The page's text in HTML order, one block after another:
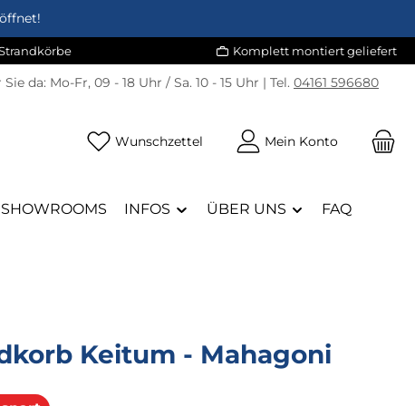
Komplett montiert geliefert
da: Mo-Fr, 09 - 18 Uhr / Sa. 10 - 15 Uhr | Tel. 04161 596680
Wunschzettel Du hast 0 Produkte auf dem
Mein Konto
SHOWROOMS INFOS ÜBER UNS FAQ
Keitum - Mahagoni